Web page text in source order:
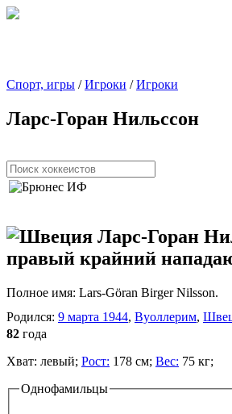
Спорт, игры /Игроки /Игроки
Ларс-Горан Нильссон
Ларс-Горан
правый крайний
Полное имя: Lars-Göran Birger Nilsson.
Родился: 9 марта 1944, Вуоллерим,
82 года
Хват: левый; Рост: 178 см; Вес: 75 кг;
Однофамильцы